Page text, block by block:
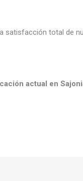
satisfacción total de
actual en